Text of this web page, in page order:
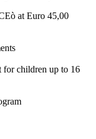
at Euro 45,00
for children up to 16